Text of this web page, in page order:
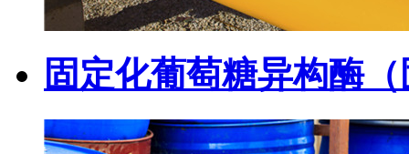
固定化葡萄糖异构酶